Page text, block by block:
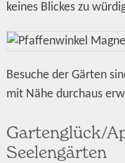
keines Blickes zu
Besuche der Gärten
mit Nähe durchaus
Gartenglück/
Seelengärten